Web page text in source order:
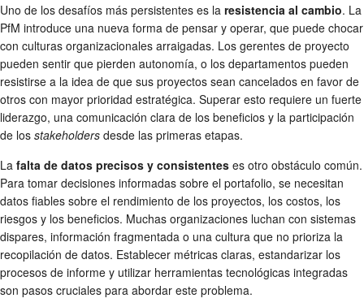
Uno de los desafíos más persistentes es la resistencia al cambio. La
PfM introduce una nueva forma de pensar y operar, que puede chocar
con culturas organizacionales arraigadas. Los gerentes de proyecto
pueden sentir que pierden autonomía, o los departamentos pueden
resistirse a la idea de que sus proyectos sean cancelados en favor de
otros con mayor prioridad estratégica. Superar esto requiere un fuerte
liderazgo, una comunicación clara de los beneficios y la participación
de los stakeholders desde las primeras etapas.
La falta de datos precisos y consistentes es otro obstáculo común.
Para tomar decisiones informadas sobre el portafolio, se necesitan
datos fiables sobre el rendimiento de los proyectos, los costos, los
riesgos y los beneficios. Muchas organizaciones luchan con sistemas
dispares, información fragmentada o una cultura que no prioriza la
recopilación de datos. Establecer métricas claras, estandarizar los
procesos de informe y utilizar herramientas tecnológicas integradas
son pasos cruciales para abordar este problema.